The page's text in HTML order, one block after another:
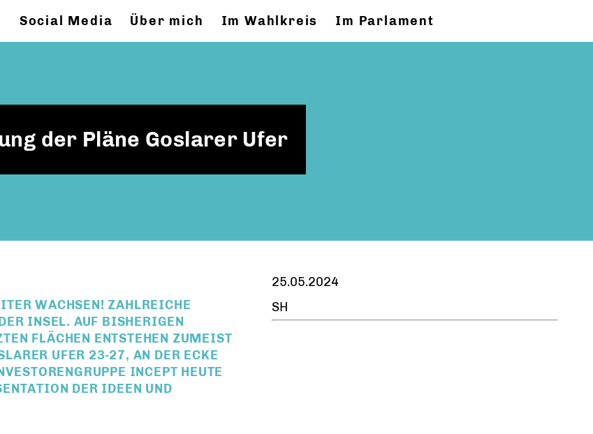
Social Media Über mich Im Wahlkreis Im Parlament
der Pläne Goslarer Ufer
WACHSEN! ZAHLREICHE
INSEL. AUF BISHERIGEN
FLÄCHEN ENTSTEHEN ZUMEIST
UFER 23-27, AN DER ECKE
INCEPT HEUTE I
DER IDEEN UND G
25.05.2024
SH